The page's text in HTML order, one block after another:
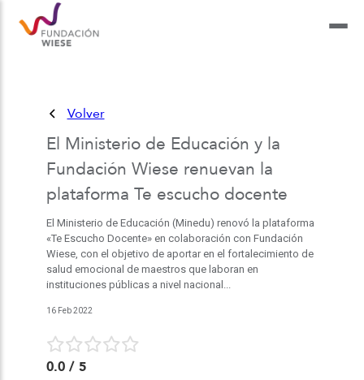
Volver
El Ministerio de Educación y la
Fundación Wiese renuevan la
plataforma Te escucho docente
El Ministerio de Educación (Minedu) renovó la plataforma
«Te Escucho Docente» en colaboración con Fundación
Wiese, con el objetivo de aportar en el fortalecimiento de
salud emocional de maestros que laboran en
instituciones públicas a nivel nacional...
16 Feb 2022
0.0/ 5